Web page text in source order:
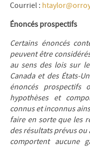
Courriel :
Énoncés prospectifs
Certains énoncés
peuvent être
au sens des lois sur
Canada et des États-
énoncés prospectifs
hypothèses et
connus et inconnus
faire en sorte que les
des résultats prévus
comportent aucune